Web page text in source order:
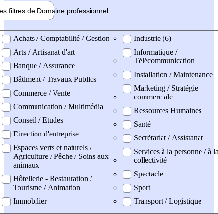
filtres de Domaine professionnel
professionel
Achats / Comptabilité / Gestion
Arts / Artisanat d'art
Banque / Assurance
Bâtiment / Travaux Publics
Commerce / Vente
Communication / Multimédia
Conseil / Etudes
Direction d'entreprise
Espaces verts et naturels /
Agriculture / Pêche / Soins aux
animaux
Hôtellerie - Restauration /
Tourisme / Animation
Immobilier
Industrie (6)
Informatique /
Télécommunication
Installation / Maintenance
Marketing / Stratégie
commerciale
Ressources Humaines
Santé
Secrétariat / Assistanat
Services à la personne / à la
collectivité
Spectacle
Sport
Transport / Logistique